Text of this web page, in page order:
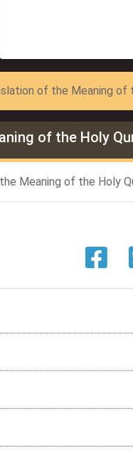
of the Meaning
of the Holy
Meaning of the Holy